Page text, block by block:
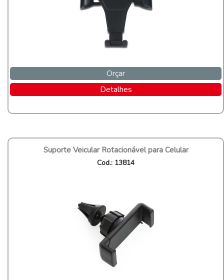
Orçar
Detalhes
Suporte Veicular Rotacionável para Celular
Cod.: 13814